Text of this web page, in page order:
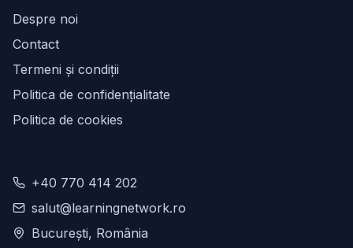
Despre noi
Contact
Termeni și condiții
Politica de confidențialitate
Politica de cookies
+40 770 414 202
salut@learningnetwork.ro
București, România